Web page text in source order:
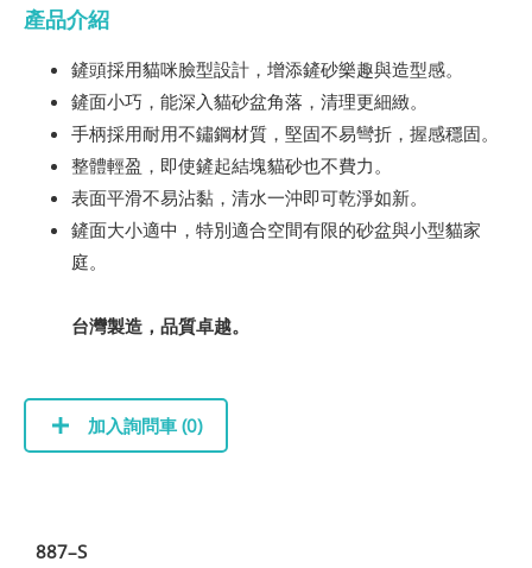
產品介紹
鏟頭採用貓咪臉型設計，增添鏟砂樂趣與造型感。
鏟面小巧，能深入貓砂盆角落，清理更細緻。
手柄採用耐用不鏽鋼材質，堅固不易彎折，握感穩固。
整體輕盈，即使鏟起結塊貓砂也不費力。
表面平滑不易沾黏，清水一沖即可乾淨如新。
鏟面大小適中，特別適合空間有限的砂盆與小型貓家
庭。
台灣製造，品質卓越。
加入詢問車 (0)
887–S